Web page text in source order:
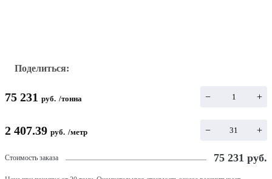
Поделиться:
75 231 руб. /тонна − +
2 407.39 руб. /метр − +
Стоимость заказа 75 231 руб.